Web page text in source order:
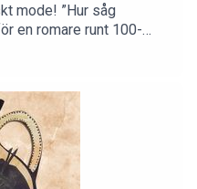
mode! ”Hur såg
en romare runt 100-
på i det här avsnittet!
sig sin toga, varför det
ränder och hur man
plagg. Det här är andra